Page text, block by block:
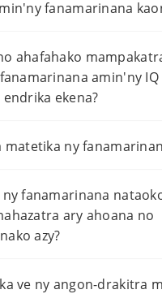
fanamarinana
ahafahako
amin'ny
ekena?
matetika ny
ny fanamarinana
ary ahoana no
azy?
ve ny angon-drakitra